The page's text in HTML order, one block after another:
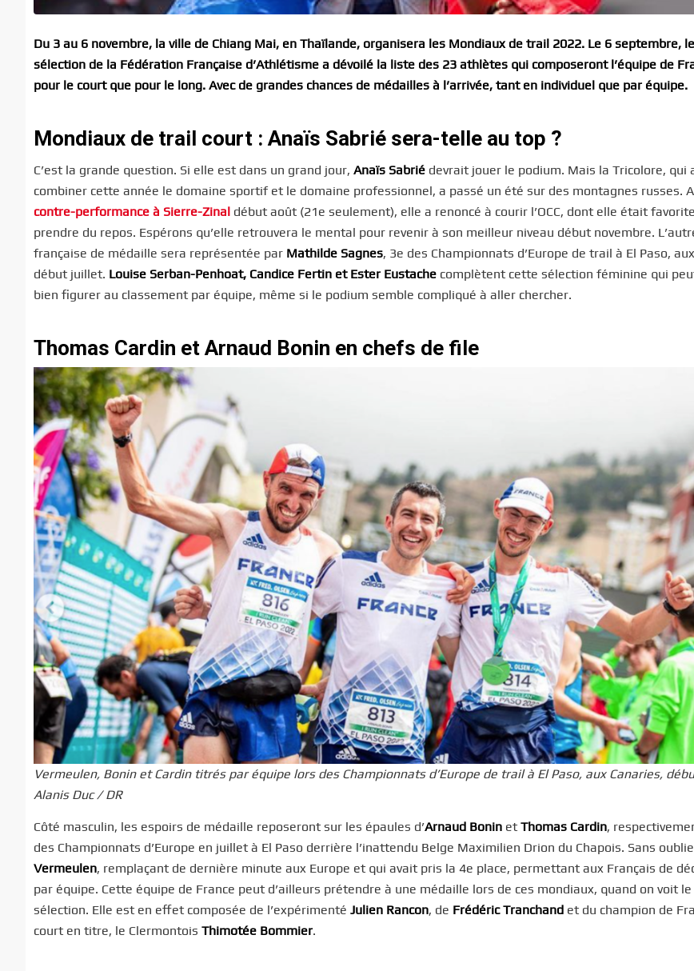
Du 3 au 6 novembre, la ville de Chiang Mai, en Thaïlande, organisera les Mondiaux de trail 2022. Le 6 septembre,
sélection de la Fédération Française d’Athlétisme a dévoilé la liste des 23 athlètes qui composeront l’équipe de
pour le court que pour le long. Avec de grandes chances de médailles à l’arrivée, tant en individuel que par équipe.
Mondiaux de trail court : Anaïs Sabrié sera-telle au top ?
C’est la grande question. Si elle est dans un grand jour, Anaïs Sabrié devrait jouer le podium. Mais la Tricolore, qui
combiner cette année le domaine sportif et le domaine professionnel, a passé un été sur des montagnes russes.
contre-performance à Sierre-Zinal début août (21e seulement), elle a renoncé à courir l’OCC, dont elle était
prendre du repos. Espérons qu’elle retrouvera le mental pour revenir à son meilleur niveau début novembre.
française de médaille sera représentée par Mathilde Sagnes, 3e des Championnats d’Europe de trail à El Paso,
début juillet. Louise Serban-Penhoat, Candice Fertin et Ester Eustache complètent cette sélection féminine qui
bien figurer au classement par équipe, même si le podium semble compliqué à aller chercher.
Thomas Cardin et Arnaud Bonin en chefs de file
Vermeulen, Bonin et Cardin titrés par équipe lors des Championnats d’Europe de trail à El Paso, aux Canaries,
Alanis Duc / DR
Côté masculin, les espoirs de médaille reposeront sur les épaules d’Arnaud Bonin et Thomas Cardin,
des Championnats d’Europe en juillet à El Paso derrière l’inattendu Belge Maximilien Drion du Chapois. Sans
Vermeulen, remplaçant de dernière minute aux Europe et qui avait pris la 4e place, permettant aux Français de
par équipe. Cette équipe de France peut d’ailleurs prétendre à une médaille lors de ces mondiaux, quand on voit
sélection. Elle est en effet composée de l’expérimenté Julien Rancon, de Frédéric Tranchand et du champion de
court en titre, le Clermontois Thimotée Bommier.